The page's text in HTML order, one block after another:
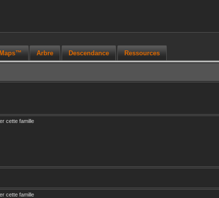
Arbre Descendance Ressources
cette famille
cette famille